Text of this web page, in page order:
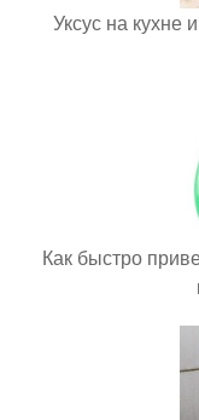
Уксус на кухне
Как быстро